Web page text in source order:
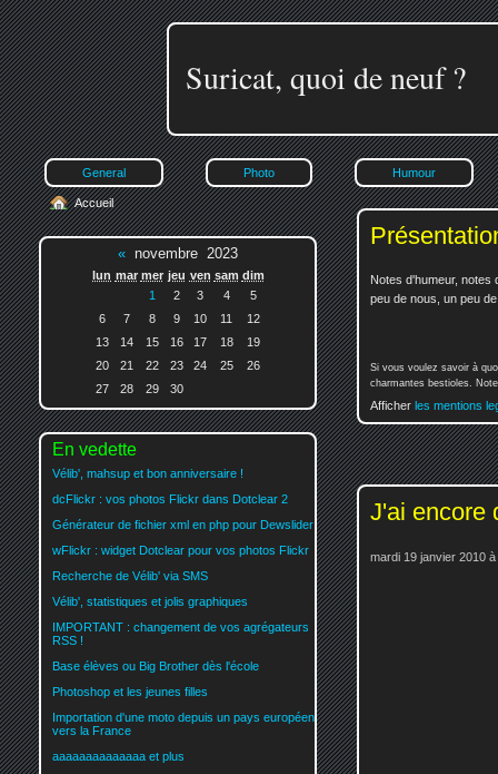
Suricat, quoi de neuf ?
General Photo Humour
Notes d'humeur, notes
peu de nous, un peu
Si vous voulez savoir à
charmantes bestioles.
Afficher les mentions
J'ai encore
mardi 19 janvier 2010
Accueil
« novembre 2023
lun mar mer jeu ven sam dim
1
2 3 4
5
6
7 8 9 10 11
12
13
14 15 16 17 18
19
20
21 22 23 24 25
26
27
28 29 30
En vedette
Vélib', mahsup et bon anniversaire !
dcFlickr : vos photos Flickr dans Dotclear 2
Générateur de fichier xml en php pour Dewslider
wFlickr : widget Dotclear pour vos photos Flickr
Recherche de Vélib' via SMS
Vélib', statistiques et jolis graphiques
IMPORTANT : changement de vos agrégateurs
RSS !
Base élèves ou Big Brother dès l'école
Photoshop et les jeunes filles
Importation d'une moto depuis un pays européen
vers la France
aaaaaaaaaaaaaa et plus